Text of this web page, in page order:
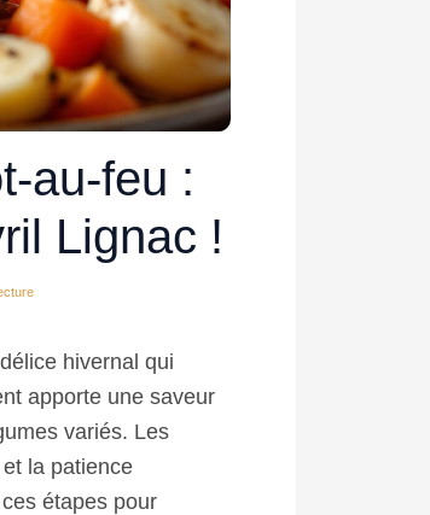
au-feu :
Lignac !
hivernal qui
apporte une saveur
variés. Les
la patience
étapes pour